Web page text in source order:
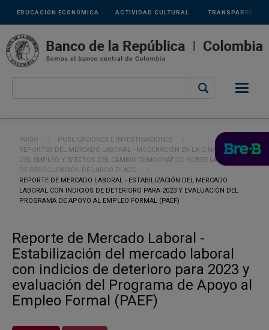
Pasar al contenido principal
Links
secundarios
ACTIVIDAD CULTURAL
EDUCACIÓN ECONÓMICA TRANSPARENCIA
Ruta de navegación
INICIO
PUBLICACIONES E INVESTIGACIONES
REPORTES DEL MERCADO LABORAL - MODERACIÓN EN LA DINÁMICA
DEL EMPLEO Y EFECTOS DEL CAMBIO DEMOGRÁFICO SOBRE LA TASA
DE DESOCUPACIÓN DE LARGO PLAZO
CURRENT:
REPORTE DE MERCADO LABORAL - ESTABILIZACIÓN DEL MERCADO
LABORAL CON INDICIOS DE DETERIORO PARA 2023 Y EVALUACIÓN DEL
PROGRAMA DE APOYO AL EMPLEO FORMAL (PAEF)
Reporte de Mercado Laboral -
Estabilización del mercado laboral
con indicios de deterioro para 2023 y
evaluación del Programa de Apoyo al
Empleo Formal (PAEF)